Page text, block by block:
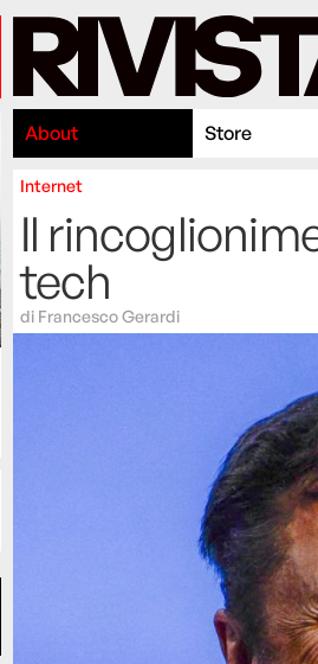
About Store
Internet
Il
tech
di Francesco Gerardi